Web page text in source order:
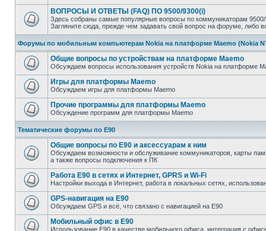
ВОПРОСЫ И ОТВЕТЫ (FAQ) ПО 9500/9300(i)
Здесь собраны самые популярные вопросы по коммуникаторам
Загляните сюда, прежде чем задавать свой вопрос на форуме, либо
Форумы по мобильным компьютерам Nokia на платформе Maemo (Nokia
Общие вопросы по устройствам на платформе Maemo
Обсуждаем вопросы использования устройств Nokia на платформе
Игры для платформы Maemo
Обсуждаем игры для платформы Maemo
Прочие программы для платформы Maemo
Обсуждение программ для платформы Maemo
Тематические форумы по E90
Общие вопросы по E90 и аксессуарам к ним
Обсуждаем возможности и обслуживание коммуникаторов, карты
а также вопросы подключения к ПК
Работа E90 в сетях и Интернет, GPRS и Wi-Fi
Настройки выхода в Интернет, работа в локальных сетях,
GPS-навигация на E90
Обсуждаем GPS и всё, что связано с навигацией на E90
Мобильный офис в E90
Использование E90 в качестве мобильного офиса, интеграция с